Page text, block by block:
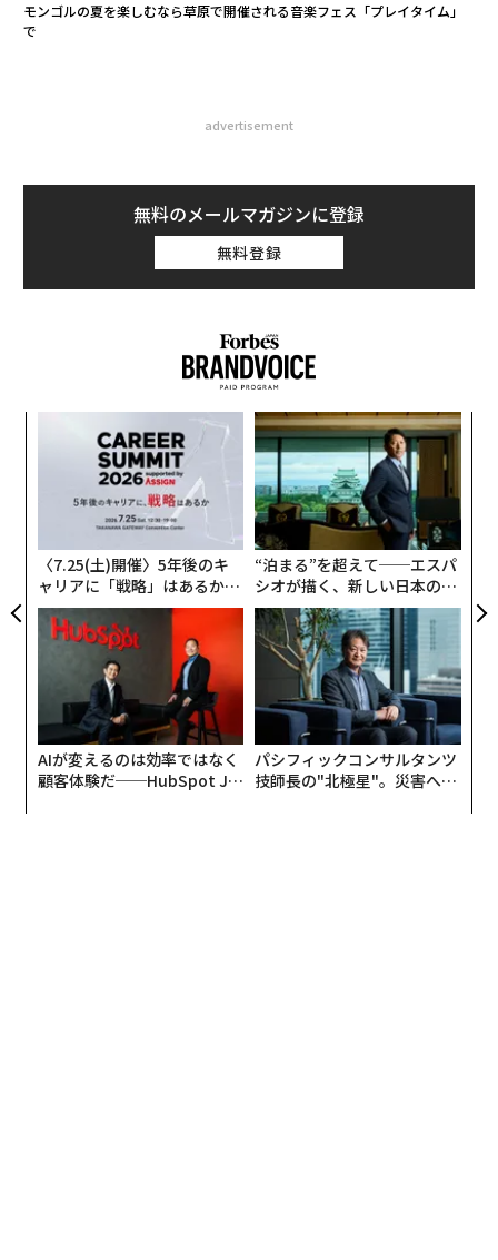
モンゴルの夏を楽しむなら草原で開催される音楽フェス「プレイタイム」
で
advertisement
無料のメールマガジンに登録
無料登録
〈7.25(土)開催〉5年後のキ
ャリアに「戦略」はあるか。
トップエグゼクティブのキャ
リアに触れる1日│CAREER S
UMMIT 2026
“泊まる”を超えて──エスパ
シオが描く、新しい日本のラ
グジュアリー（前編）
AIが変えるのは効率ではなく
顧客体験だ──HubSpot Ja
パシフィックコンサルタンツ
技師長の"北極星"。災害への